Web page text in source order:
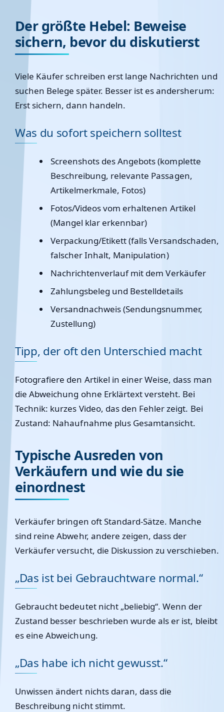
Der größte Hebel: Beweise
sichern, bevor du diskutierst
Viele Käufer schreiben erst lange Nachrichten und
suchen Belege später. Besser ist es andersherum:
Erst sichern, dann handeln.
Was du sofort speichern solltest
Screenshotsdes Angebots (komplette
Beschreibung, relevante Passagen,
Artikelmerkmale, Fotos)
Fotos/Videosvom erhaltenen Artikel
(Mangel klar erkennbar)
Verpackung/Etikett(falls Versandschaden,
falscher Inhalt, Manipulation)
Nachrichtenverlaufmit dem Verkäufer
Zahlungsbeleg und Bestelldetails
Versandnachweis(Sendungsnummer,
Zustellung)
Tipp, der oft den Unterschied macht
Fotografiere den Artikel in einer Weise, dass man
die Abweichung ohne Erklärtext versteht. Bei
Technik: kurzes Video, das den Fehler zeigt. Bei
Zustand: Nahaufnahme plus Gesamtansicht.
Typische Ausreden von
Verkäufern und wie du sie
einordnest
Verkäufer bringen oft Standard-Sätze. Manche
sind reine Abwehr, andere zeigen, dass der
Verkäufer versucht, die Diskussion zu verschieben.
„Das ist bei Gebrauchtware normal.“
Gebraucht bedeutet nicht „beliebig“. Wenn der
Zustand besser beschrieben wurde als er ist, bleibt
es eine Abweichung.
„Das habe ich nicht gewusst.“
Unwissen ändert nichts daran, dass die
Beschreibung nicht stimmt.